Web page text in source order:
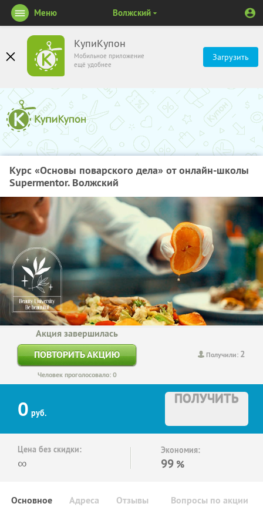
КупиКупон
Мобильное приложение
ещё удобнее
Загрузить
Меню Волжский
Курс «Основы поварского дела» от онлайн-школы
Supermentor. Волжский
Получили: 2
Акция завершилась
ПОВТОРИТЬ АКЦИЮ
Человек проголосовало: 0
0 руб.
ПОЛУЧИТЬ
Цена без скидки:
∞
Экономия:
99 %
Основное Отзывы Вопросы по акции
Адреса